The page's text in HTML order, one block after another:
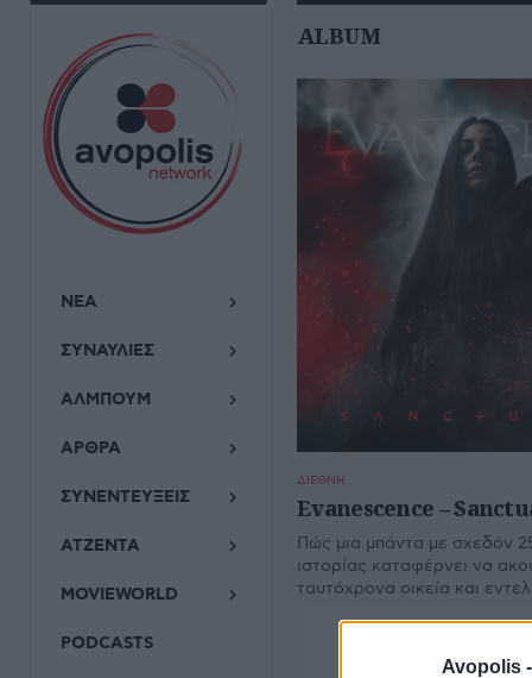
Avopolis -
ΝΕΑ
ΣΥΝΑΥΛΙΕΣ
ΑΛΜΠΟΥΜ
ΑΡΘΡΑ
ΣΥΝΕΝΤΕΥΞΕΙΣ
ΑΤΖΕΝΤΑ
MOVIEWORLD
PODCASTS
ALBUM
ΔΙΕΘΝΗ
Evanescence –
Πώς μια μπάντα με σχεδόν
ιστορίας καταφέρνει να
ταυτόχρονα οικεία και